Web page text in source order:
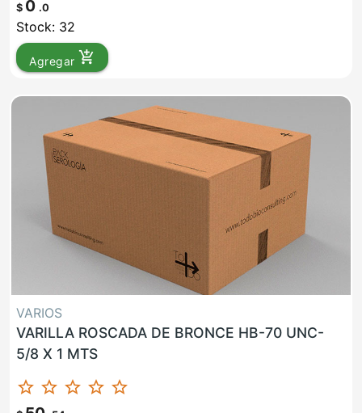
$ 0 .0
Stock: 32
Agregar add_shopping_cart
VARIOS
VARILLA ROSCADA DE BRONCE HB-70 UNC-
5/8 X 1 MTS
star_border star_border star_border star_border star_border